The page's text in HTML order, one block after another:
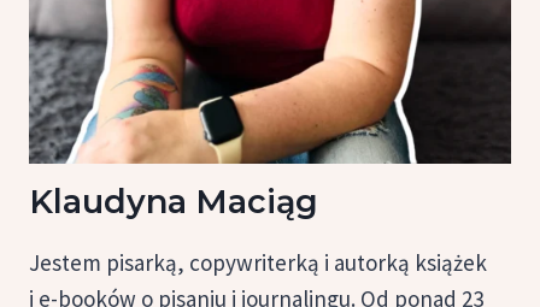
Klaudyna Maciąg
Jestem pisarką, copywriterką i autorką książek
i e-booków o pisaniu i journalingu. Od ponad 23